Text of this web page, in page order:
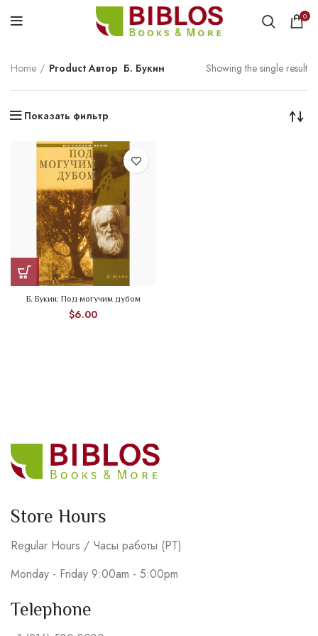
0
Home Product Автор Б. Букин Showing the single result
Показать фильтр
Б. Букин: Под могучим дубом
$6.00
Store Hours
Regular Hours / Часы работы (PT)
Monday - Friday 9:00am - 5:00pm
Telephone